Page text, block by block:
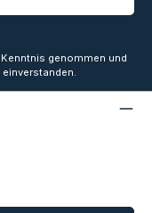
Kenntnis genommen und